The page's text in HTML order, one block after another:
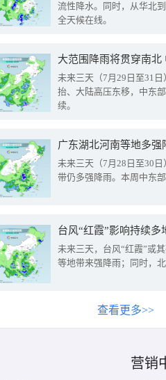
流性降水。同时，从华北
全天候在线。
大范围降雨将贯穿南
未来三天（7月29日至31
抬、大陆高压东移，中东
续。
广东湖北河南等地多
未来三天（7月28日至30
带仍多强降雨。本周中东
台风“红霞”影响持续
未来三天，台风“红霞”或
等地带来强降雨；同时，
查看更多>>
营销